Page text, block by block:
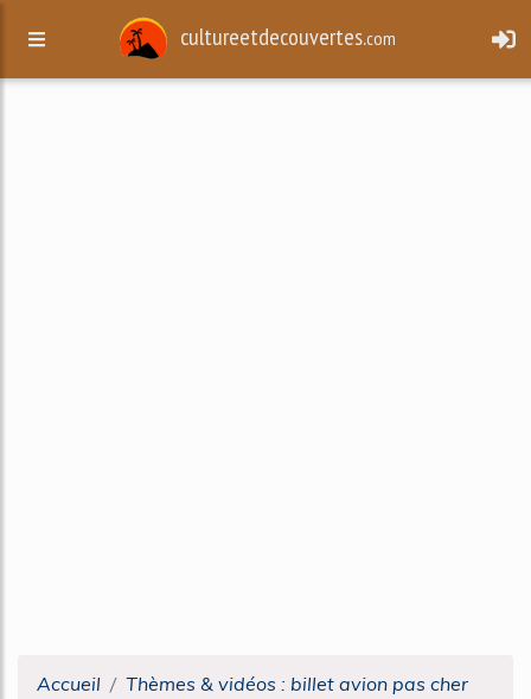
cultureetdecouvertes.com
Accueil
Thèmes & vidéos : billet avion pas cher